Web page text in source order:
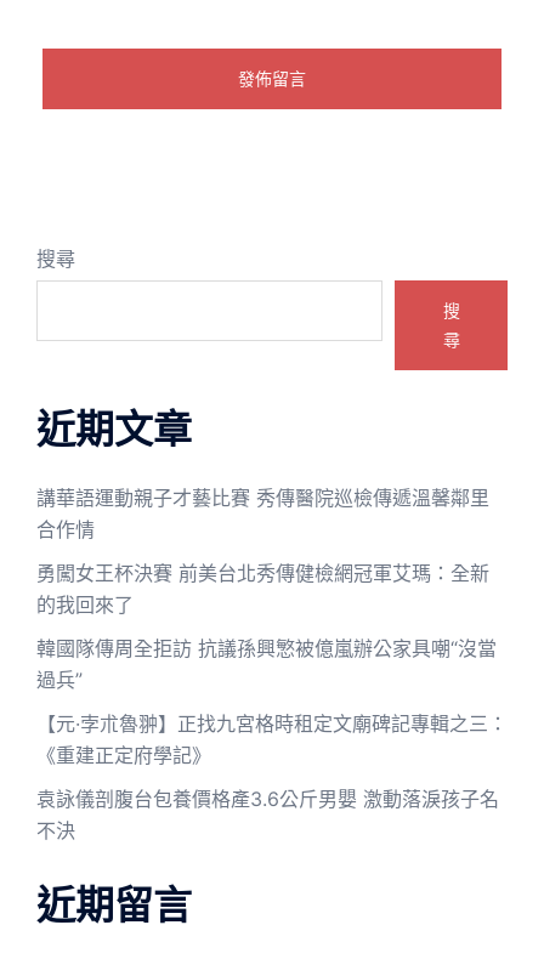
搜尋
搜
尋
近期文章
講華語運動親子才藝比賽 秀傳醫院巡檢傳遞溫馨鄰里
合作情
勇闖女王杯決賽 前美台北秀傳健檢網冠軍艾瑪：全新
的我回來了
韓國隊傳周全拒訪 抗議孫興慜被億嵐辦公家具嘲“沒當
過兵”
【元·孛朮魯翀】正找九宮格時租定文廟碑記專輯之三：
《重建正定府學記》
袁詠儀剖腹台包養價格產3.6公斤男嬰 激動落淚孩子名
不決
近期留言